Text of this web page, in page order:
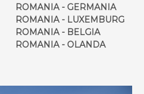
ROMANIA - GERMANIA
ROMANIA - LUXEMBURG
ROMANIA - BELGIA
ROMANIA - OLANDA